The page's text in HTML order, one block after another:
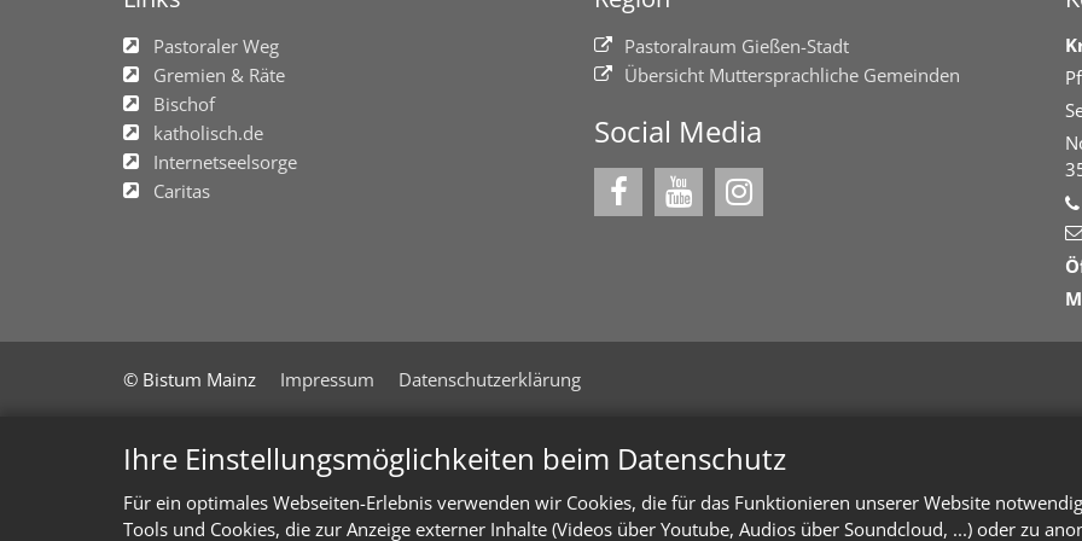
Ihre Einstellungsmöglichkeiten beim Datenschutz
Für ein optimales Webseiten-Erlebnis verwenden wir Cookies, die für das Funktionieren unserer Website
Tools und Cookies, die zur Anzeige externer Inhalte (Videos über Youtube, Audios über Soundcloud, ...) oder zu
Pastoraler Weg
Gremien & Räte
Bischof
katholisch.de
Internetseelsorge
Caritas
Pastoralraum Gießen-Stadt
Übersicht Muttersprachliche Gemeinden
Social Media
© Bistum Mainz Impressum Datenschutzerklärung